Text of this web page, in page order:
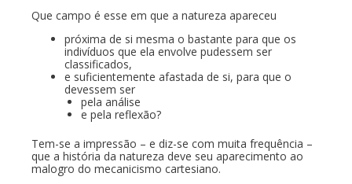
Que campo é esse em que a natureza apareceu
próxima de si mesma o bastante para que os
indivíduos que ela envolve pudessem ser
classificados,
e suficientemente afastada de si, para que o
devessem ser
pela análise
e pela reflexão?
Tem-se a impressão – e diz-se com muita frequência –
que a história da natureza deve seu aparecimento ao
malogro do mecanicismo cartesiano.